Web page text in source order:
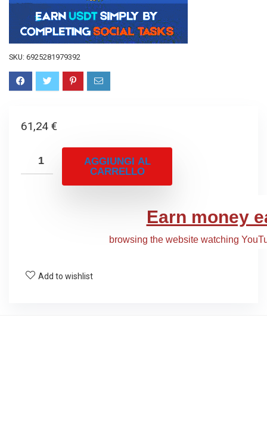
SKU: 6925281979392
61,24 €
AGGIUNGI AL
CARRELLO
Add to wishlist